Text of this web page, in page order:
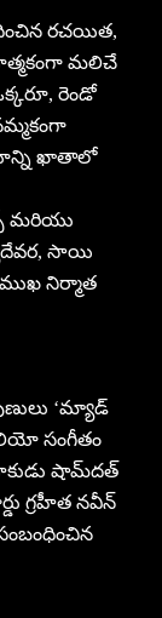
రచయిత,
మలిచే
రెండో
ఖాతాలో
మరియు
సాయి
నిర్మాత
‘మ్యాడ్
సంగీతం
షామ్‌దత్
గ్రహీత నవీన్